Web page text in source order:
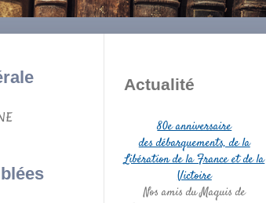
Actualité
80e anniversaire
des débarquements, de la
Libération de la France et de la
Victoire
Nos amis du Maquis de